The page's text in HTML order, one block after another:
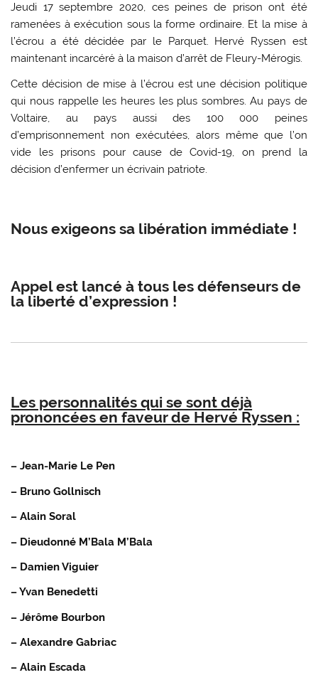
Jeudi 17 septembre 2020, ces peines de prison ont été
ramenées à exécution sous la forme ordinaire. Et la mise à
l’écrou a été décidée par le Parquet. Hervé Ryssen est
maintenant incarcéré à la maison d’arrêt de Fleury-Mérogis.
Cette décision de mise à l’écrou est une décision politique
qui nous rappelle les heures les plus sombres. Au pays de
Voltaire, au pays aussi des 100 000 peines
d’emprisonnement non exécutées, alors même que l’on
vide les prisons pour cause de Covid-19, on prend la
décision d’enfermer un écrivain patriote.
Nous exigeons sa libération immédiate !
Appel est lancé à tous les défenseurs de
la liberté d’expression !
Les personnalités qui se sont déjà
prononcées en faveur de Hervé Ryssen :
– Jean-Marie Le Pen
– Bruno Gollnisch
– Alain Soral
– Dieudonné M’Bala M’Bala
– Damien Viguier
– Yvan Benedetti
– Jérôme Bourbon
– Alexandre Gabriac
– Alain Escada